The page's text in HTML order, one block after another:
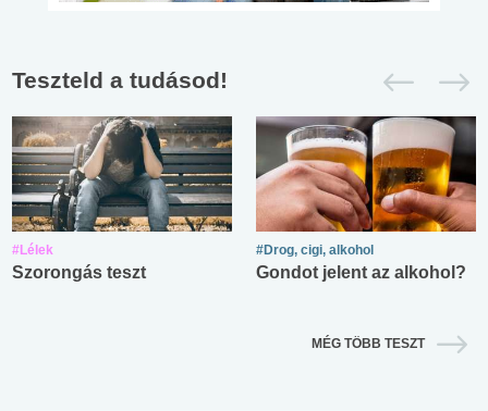
Teszteld a tudásod!
#Lélek
Szorongás teszt
#Drog, cigi, alkohol
Gondot jelent az alkohol?
MÉG TÖBB TESZT